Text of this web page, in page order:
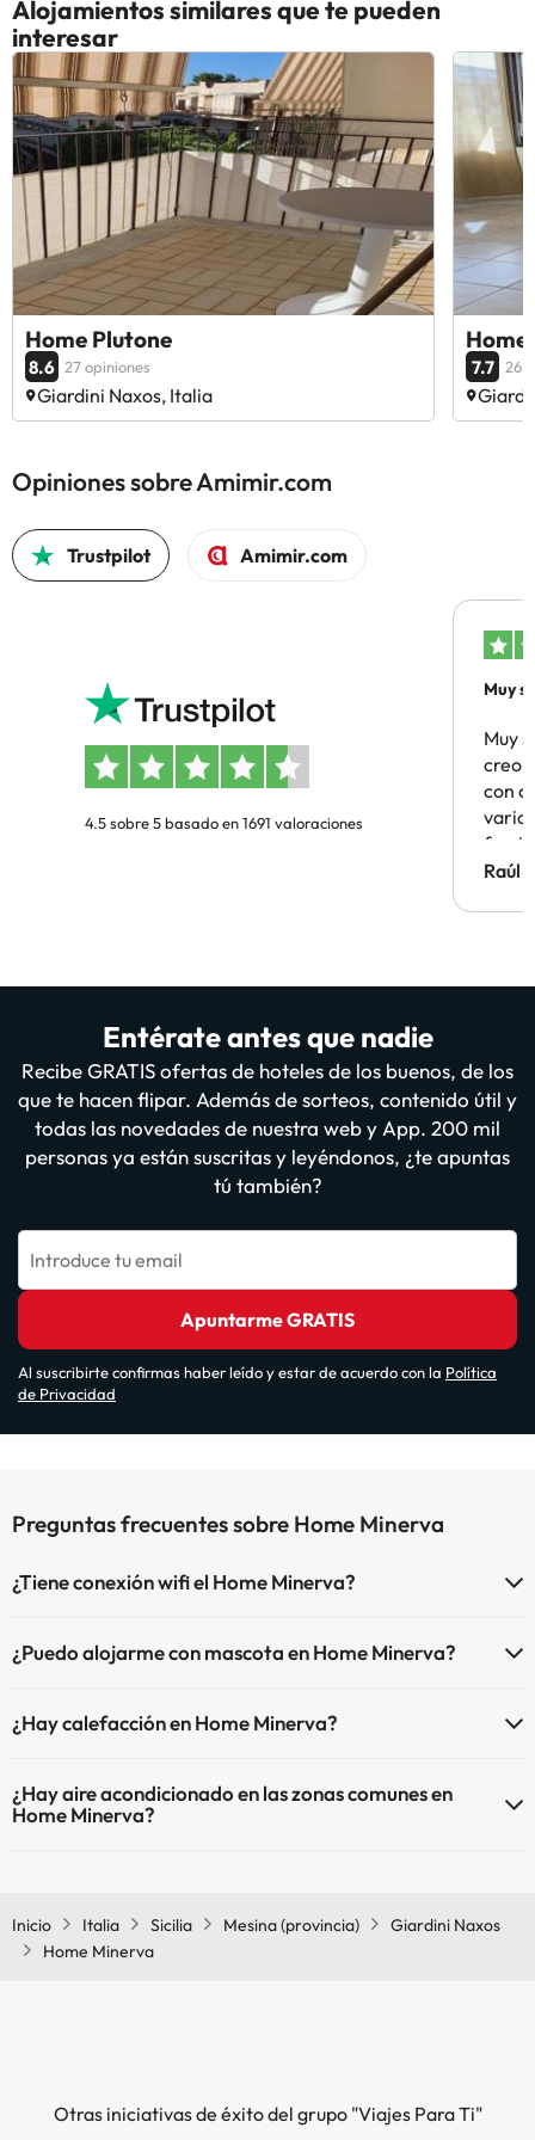
Alojamientos similares que te pueden
interesar
Home Plutone
8.6 27 opiniones
Giardini Naxos, Italia
Home
7.7 26
Opiniones sobre Amimir.com
Trustpilot Amimir.com
4.5 sobre 5 basado en 1691 valoraciones
Muy
Muy
creo
con
Hotel
Raúl
Entérate antes que nadie
Recibe GRATIS ofertas de hoteles de los buenos, de los
que te hacen flipar. Además de sorteos, contenido útil y
todas las novedades de nuestra web y App. 200 mil
personas ya están suscritas y leyéndonos, ¿te apuntas
tú también?
Introduce tu email
Apuntarme GRATIS
Al suscribirte confirmas haber leído y estar de acuerdo con la Política
de Privacidad
Preguntas frecuentes sobre Home Minerva
¿Tiene conexión wifi el Home Minerva?
¿Puedo alojarme con mascota en Home Minerva?
directo en hotel). Consulta las condiciones.
¿Hay calefacción en Home Minerva?
¿Hay aire acondicionado en las zonas comunes en
Home Minerva?
Inicio Italia Sicilia Mesina (provincia)
Giardini Naxos
Home Minerva
Otras iniciativas de éxito del grupo "Viajes Para Ti"